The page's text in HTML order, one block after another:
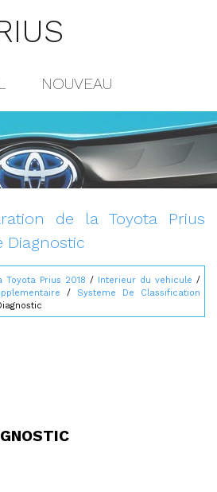
NOUVEAU
de la Toyota Prius
Diagnostic
Prius 2018 / Interieur du vehicule /
/ Systeme De Classification